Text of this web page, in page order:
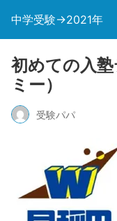
中学受験→2021年
初めての入
ミー）
受験パパ